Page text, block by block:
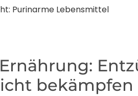
Purinarme Lebensmittel
bekämpfen